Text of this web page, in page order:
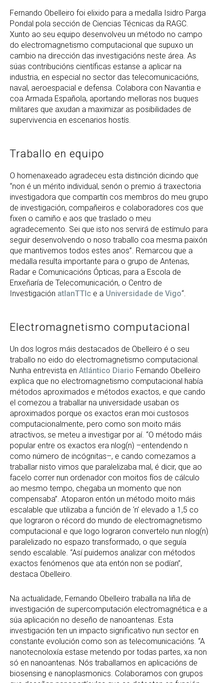
Fernando Obelleiro foi elixido para a medalla Isidro Parga
Pondal pola sección de Ciencias Técnicas da RAGC.
Xunto ao seu equipo desenvolveu un método no campo
do electromagnetismo computacional que supuxo un
cambio na dirección das investigacións neste área. As
súas contribucións científicas estanse a aplicar na
industria, en especial no sector das telecomunicacións,
naval, aeroespacial e defensa. Colabora con Navantia e
coa Armada Española, aportando melloras nos buques
militares que axudan a maximizar as posibilidades de
supervivencia en escenarios hostís.
Traballo en equipo
O homenaxeado agradeceu esta distinción dicindo que
“non é un mérito individual, senón o premio á traxectoria
investigadora que compartín cos membros do meu grupo
de investigación, compañeiros e colaboradores cos que
fixen o camiño e aos que traslado o meu
agradecemento. Sei que isto nos servirá de estímulo para
seguir desenvolvendo o noso traballo coa mesma paixón
que mantivemos todos estes anos”. Remarcou que a
medalla resulta importante para o grupo de Antenas,
Radar e Comunicacións Ópticas, para a Escola de
Enxeñaría de Telecomunicación, o Centro de
Investigación atlanTTIc e a Universidade de Vigo“.
Electromagnetismo computacional
Un dos logros máis destacados de Obelleiro é o seu
traballo no eido do electromagnetismo computacional.
Nunha entrevista en Atlántico Diario Fernando Obelleiro
explica que no electromagnetismo computacional había
métodos aproximados e métodos exactos, e que cando
el comezou a traballar na universidade usaban os
aproximados porque os exactos eran moi custosos
computacionalmente, pero como son moito máis
atractivos, se meteu a investigar por aí. “O método máis
popular entre os exactos era nlog(n) –entendendo n
como número de incógnitas–, e cando comezamos a
traballar nisto vimos que paralelizaba mal, é dicir, que ao
facelo correr nun ordenador con moitos fíos de cálculo
ao mesmo tempo, chegaba un momento que non
compensaba”. Atoparon entón un método moito máis
escalable que utilizaba a función de ‘n’ elevado a 1,5 co
que lograron o récord do mundo de electromagnetismo
computacional e que logo lograron convertelo nun nlog(n)
paralelizado no espazo transformado, o que seguía
sendo escalable. “Así puidemos analizar con métodos
exactos fenómenos que ata entón non se podían”,
destaca Obelleiro.
Na actualidade, Fernando Obelleiro traballa na liña de
investigación de supercomputación electromagnética e a
súa aplicación no deseño de nanoantenas. Esta
investigación ten un impacto significativo nun sector en
constante evolución como son as telecomunicacións. “A
nanotecnoloxía estase metendo por todas partes, xa non
só en nanoantenas. Nós traballamos en aplicacións de
biosensing e nanoplasmonics. Colaboramos con grupos